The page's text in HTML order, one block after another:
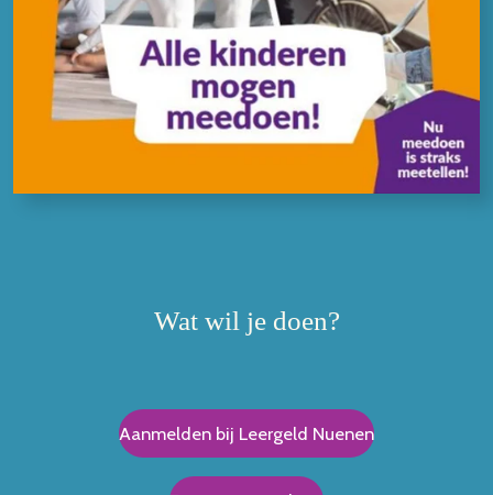
Wat wil je doen?
Aanmelden bij Leergeld Nuenen